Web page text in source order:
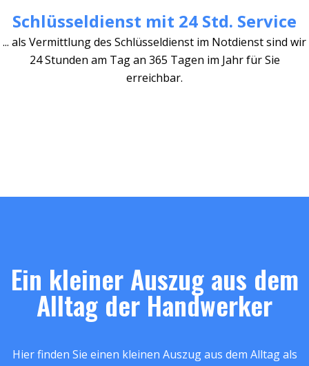
Schlüsseldienst mit 24 Std. Service
... als Vermittlung des Schlüsseldienst im Notdienst sind wir
24 Stunden am Tag an 365 Tagen im Jahr für Sie
erreichbar.
Ein kleiner Auszug aus dem
Alltag der Handwerker
Hier finden Sie einen kleinen Auszug aus dem Alltag als